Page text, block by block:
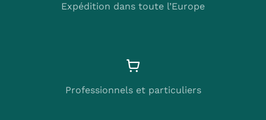
Expédition dans toute l’Europe
Professionnels et particuliers